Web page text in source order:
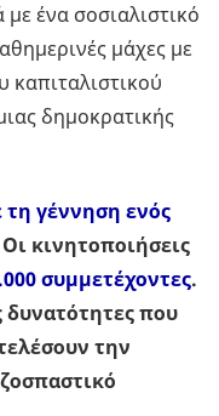
ένα σοσιαλιστικό
μάχες με
καπιταλιστικού
δημοκρατικής
τη γέννηση ενός
κινητοποιήσεις
συμμετέχοντες.
δυνατότητες που
την